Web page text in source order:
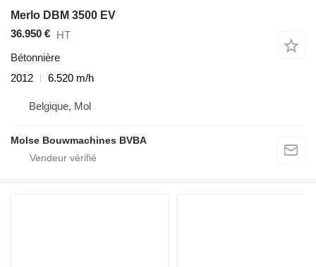
Merlo DBM 3500 EV
36.950 € HT
Bétonnière
2012
6.520 m/h
Belgique, Mol
Molse Bouwmachines BVBA